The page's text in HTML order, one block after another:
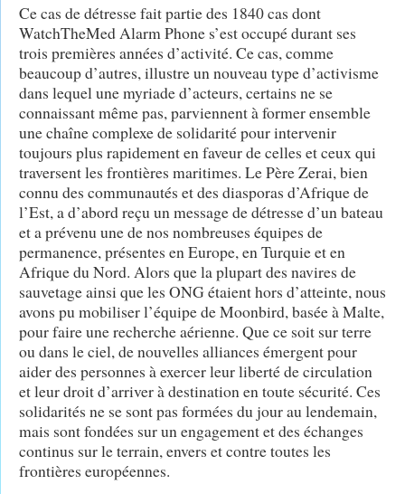
Ce cas de détresse fait partie des 1840 cas dont
WatchTheMed Alarm Phone s’est occupé durant ses
trois premières années d’activité. Ce cas, comme
beaucoup d’autres, illustre un nouveau type d’activisme
dans lequel une myriade d’acteurs, certains ne se
connaissant même pas, parviennent à former ensemble
une chaîne complexe de solidarité pour intervenir
toujours plus rapidement en faveur de celles et ceux qui
traversent les frontières maritimes. Le Père Zerai, bien
connu des communautés et des diasporas d’Afrique de
l’Est, a d’abord reçu un message de détresse d’un bateau
et a prévenu une de nos nombreuses équipes de
permanence, présentes en Europe, en Turquie et en
Afrique du Nord. Alors que la plupart des navires de
sauvetage ainsi que les ONG étaient hors d’atteinte, nous
avons pu mobiliser l’équipe de Moonbird, basée à Malte,
pour faire une recherche aérienne. Que ce soit sur terre
ou dans le ciel, de nouvelles alliances émergent pour
aider des personnes à exercer leur liberté de circulation
et leur droit d’arriver à destination en toute sécurité. Ces
solidarités ne se sont pas formées du jour au lendemain,
mais sont fondées sur un engagement et des échanges
continus sur le terrain, envers et contre toutes les
frontières européennes.